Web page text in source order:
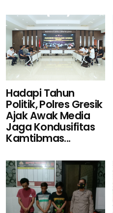
Hadapi Tahun
Politik, Polres Gresik
Ajak Awak Media
Jaga Kondusifitas
Kamtibmas...